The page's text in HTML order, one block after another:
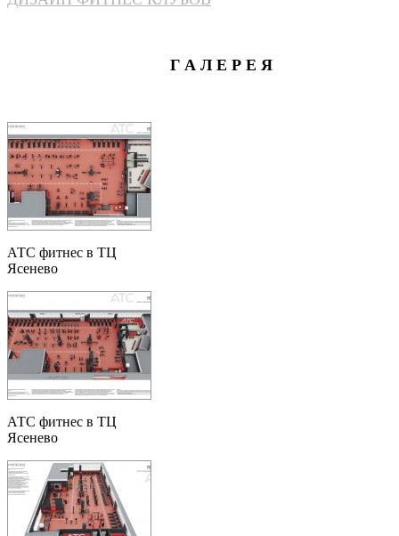
Г А Л Е Р Е Я
АТС фитнес в ТЦ
Ясенево
АТС фитнес в ТЦ
Ясенево